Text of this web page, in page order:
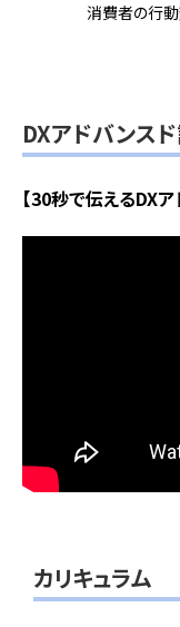
消費者の行
DXアドバンス
【30秒で伝えるDX
カリキュラム